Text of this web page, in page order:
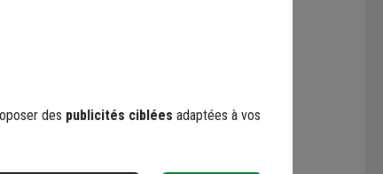
Loading...
des publicités ciblées adaptées à vos